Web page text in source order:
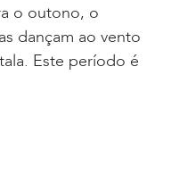
o outono, o
dançam ao vento
Este período é